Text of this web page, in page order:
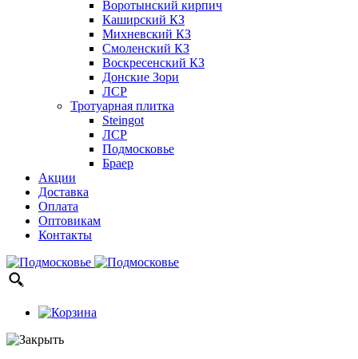
Воротынский кирпич
Каширский КЗ
Михневский КЗ
Смоленский КЗ
Воскресенский КЗ
Донские Зори
ЛСР
Тротуарная плитка
Steingot
ЛСР
Подмосковье
Браер
Акции
Доставка
Оплата
Оптовикам
Контакты